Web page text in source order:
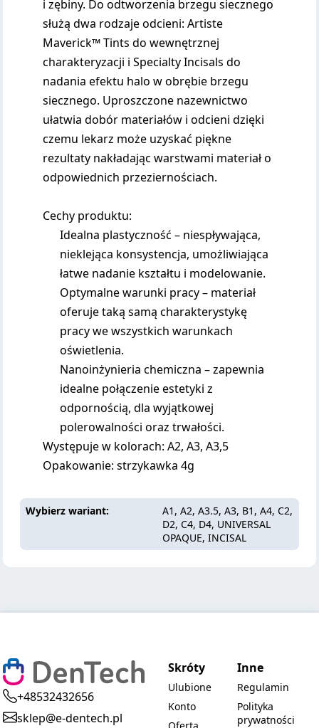
i zębiny. Do odtworzenia brzegu siecznego
służą dwa rodzaje odcieni: Artiste
Maverick™ Tints do wewnętrznej
charakteryzacji i Specialty Incisals do
nadania efektu halo w obrębie brzegu
siecznego. Uproszczone nazewnictwo
ułatwia dobór materiałów i odcieni dzięki
czemu lekarz może uzyskać piękne
rezultaty nakładając warstwami materiał o
odpowiednich przeziernościach.
Cechy produktu:
Idealna plastyczność – niespływająca,
nieklejąca konsystencja, umożliwiająca
łatwe nadanie kształtu i modelowanie.
Optymalne warunki pracy – materiał
oferuje taką samą charakterystykę
pracy we wszystkich warunkach
oświetlenia.
Nanoinżynieria chemiczna – zapewnia
idealne połączenie estetyki z
odpornością, dla wyjątkowej
polerowalności oraz trwałości.
Występuje w kolorach: A2, A3, A3,5
Opakowanie: strzykawka 4g
Wybierz wariant
A1, A2, A3.5, A3, B1, A4, C2,
D2, C4, D4, UNIVERSAL
OPAQUE, INCISAL
+48532432656
sklep@e-dentech.pl
Skróty
Ulubione
Konto
Inne
Regulamin
Polityka
prywatności